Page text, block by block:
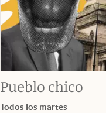
Pueblo chico
Todos los martes